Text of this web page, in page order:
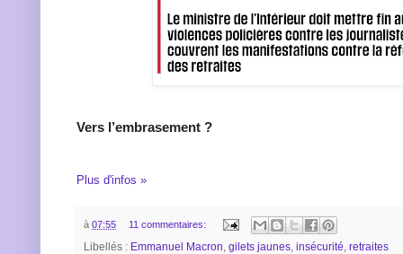
Vers l’embrasement ?
Plus d'infos »
à 07:55 11 commentaires:
Libellés : Emmanuel Macron, gilets jaunes, insécurité, retraites